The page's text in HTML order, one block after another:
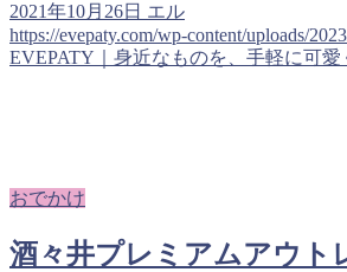
2021年10月26日 エル
https://evepaty.com/wp-content/uploads/
EVEPATY｜身近なものを、手軽に可
おでかけ
酒々井プレミアムアウト